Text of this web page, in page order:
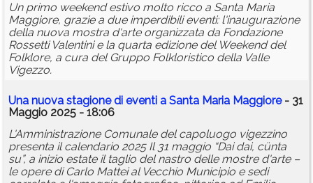
Un primo weekend estivo molto ricco a Santa Maria
Maggiore, grazie a due imperdibili eventi: l'inaugurazione
della nuova mostra d'arte organizzata da Fondazione
Rossetti Valentini e la quarta edizione del Weekend del
Folklore, a cura del Gruppo Folkloristico della Valle
Vigezzo.
Una nuova stagione di eventi a Santa Maria Maggiore- 31
Maggio 2025 - 18:06
L'Amministrazione Comunale del capoluogo vigezzino
presenta il calendario 2025 Il 31 maggio “Dai dai, cünta
su”, a inizio estate il taglio del nastro delle mostre d'arte –
le opere di Carlo Mattei al Vecchio Municipio e sedi